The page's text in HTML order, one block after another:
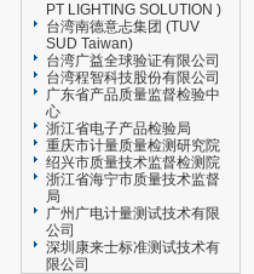
PT LIGHTING SOLUTION )
台湾南德意忐集团 (TUV
SUD Taiwan)
台湾广益全球验证有限公司
台湾程智科技股份有限公司
广东省产品质量监督检验中
心
浙江省电子产品检验局
重庆市计量质量检测研究院
绍兴市质量技术监督检测院
浙江省海宁市质量技术监督
局
广州广电计量测试技术有限
公司
深圳康来士标准测试技术有
限公司